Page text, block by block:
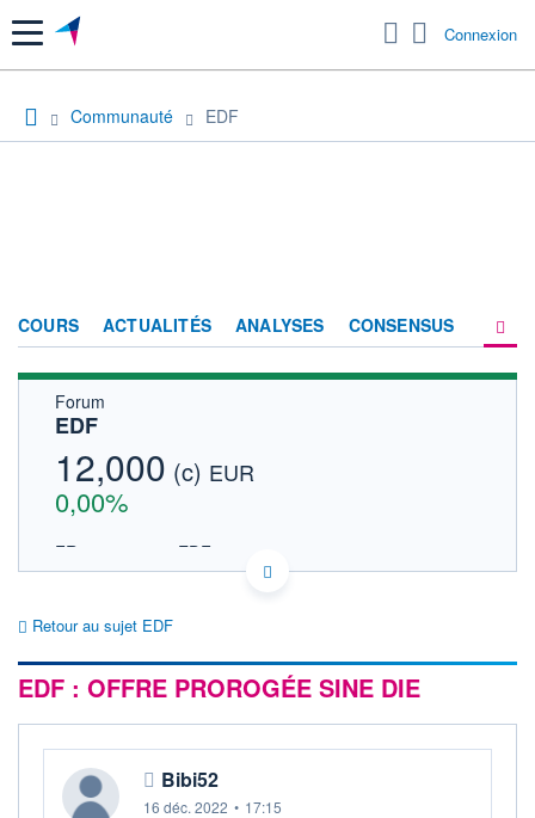
Menu Connexion
Communauté EDF
COURS ACTUALITÉS ANALYSES CONSENSUS
ACTIONNAIRES
Forum
EDF
12,000 (c) EUR
0,00%
FR0010242511 EDF
EURONEXT PARIS DONNÉES TEMPS RÉEL
Cotation sur les autres places
SECTEUR
Électricité conventionnelle
0,000 12,000
+ HAUT
0,000
Retour au sujet EDF
EDF : OFFRE PROROGÉE SINE DIE
Bibi52
16 déc. 2022 • 17:15